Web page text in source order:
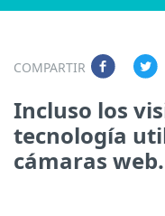
COMPARTIR
Incluso los
tecnología
cámaras web.